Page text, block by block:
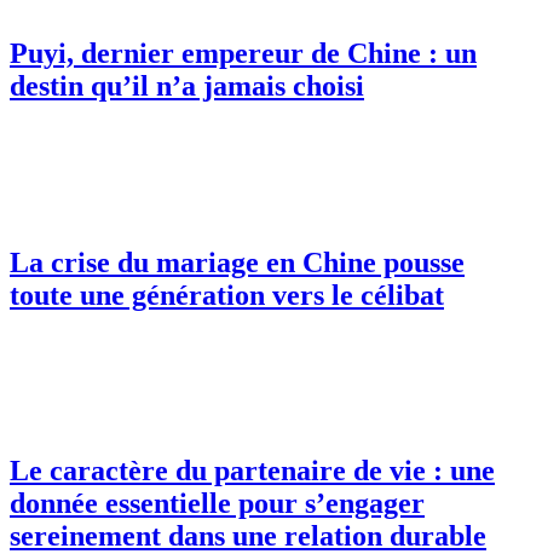
Puyi, dernier empereur de Chine : un
destin qu’il n’a jamais choisi
La crise du mariage en Chine pousse
toute une génération vers le célibat
Le caractère du partenaire de vie : une
donnée essentielle pour s’engager
sereinement dans une relation durable